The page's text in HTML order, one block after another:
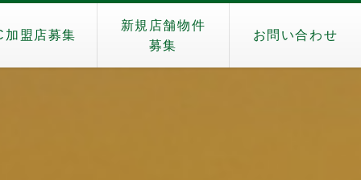
加盟店募集
新規店舗物件
募集
お問い合わせ